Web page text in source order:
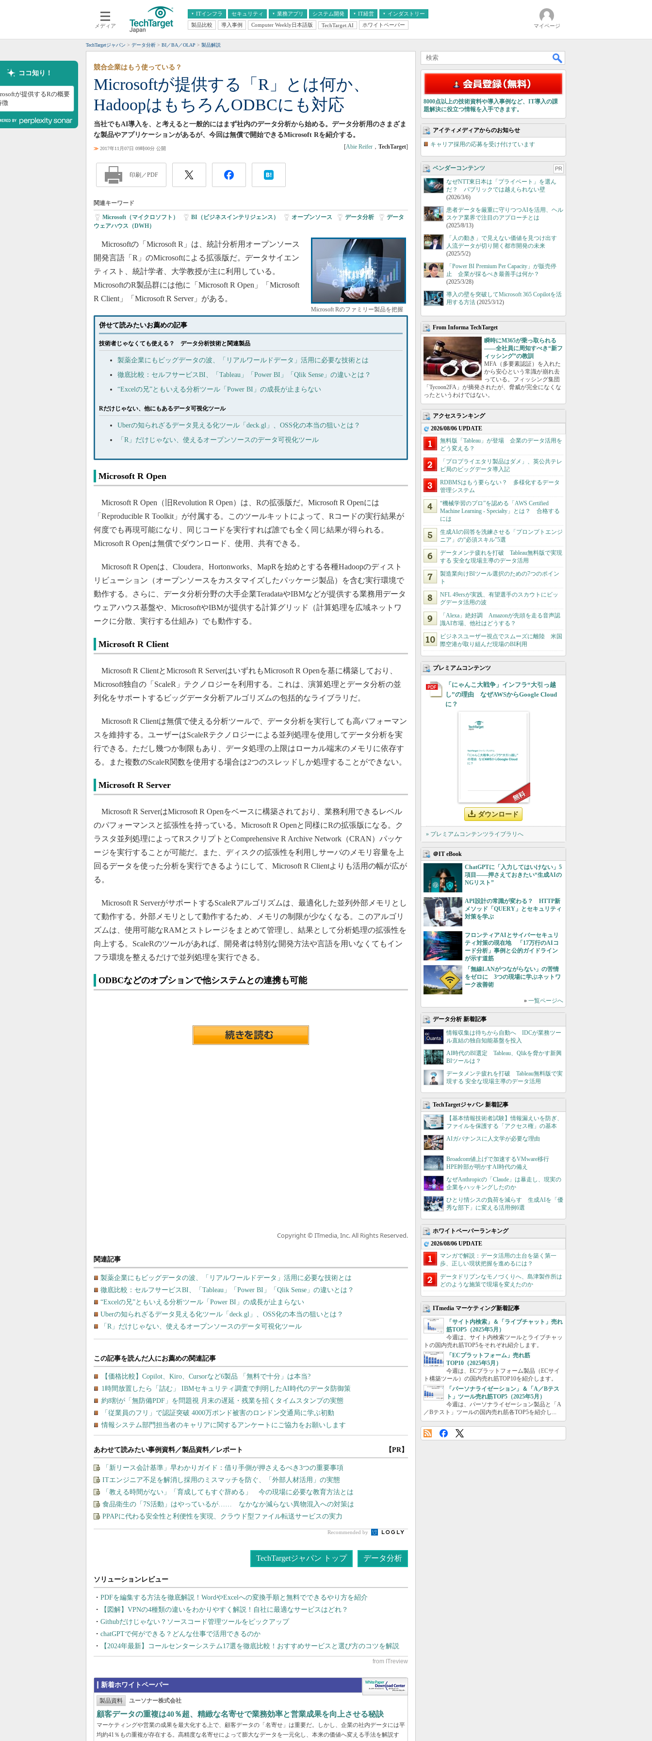
メディア
ITインフラ
クラウド
スマートモバイル
ネットワーク
システム運用管理
セキュリティ 業務アプリ
エンタープライズAI
ERP
CX
情報系システム
システム開発 IT経営
経営とIT
インダストリー
医療IT
製品比較 導入事例 Computer Weekly日本語版 TechTarget.AI ホワイトペーパー マイページ
TechTargetジャパン データ分析 BI／BA／OLAP 製品解説
ココ知り！
が提供するRの概要
徴
Microsoftが提供する「R」とは何か、
HadoopはもちろんODBCにも対応
競合企業はもう使っている？
当社でもAI導入を、と考えると一般的にはまず社内のデータ分析から始める。データ分析用のさまざま
な製品やアプリケーションがあるが、今回は無償で開始できるMicrosoft Rを紹介する。
≫ 2017年11月07日 09時00分 公開 [Abie Reifer ， TechTarget]
印刷／PDF
関連キーワード
Microsoft（マイクロソフト） BI（ビジネスインテリジェンス） オープンソース データ分析
データ
ウェアハウス（DWH）
Microsoft Rのファミリー製品を把握
Microsoftの「Microsoft R」は、統計分析用オープンソース
開発言語「R」のMicrosoftによる拡張版だ。データサイエン
ティスト、統計学者、大学教授が主に利用している。
MicrosoftのR製品群には他に「Microsoft R Open」「Microsoft
R Client」「Microsoft R Server」がある。
併せて読みたいお薦めの記事
技術者じゃなくても使える？ データ分析技術と関連製品
製薬企業にもビッグデータの波、「リアルワールドデータ」活用に必要な技術とは
徹底比較：セルフサービスBI、「Tableau」「Power BI」「Qlik Sense」の違いとは？
“Excelの兄”ともいえる分析ツール「Power BI」の成長が止まらない
Rだけじゃない、他にもあるデータ可視化ツール
Uberの知られざるデータ見える化ツール「deck.gl」、OSS化の本当の狙いとは？
「R」だけじゃない、使えるオープンソースのデータ可視化ツール
Microsoft R Open
Microsoft R Open（旧Revolution R Open）は、Rの拡張版だ。Microsoft R Openには
「Reproducible R Toolkit」が付属する。このツールキットによって、Rコードの実行結果が
何度でも再現可能になり、同じコードを実行すれば誰でも全く同じ結果が得られる。
Microsoft R Openは無償でダウンロード、使用、共有できる。
Microsoft R Openは、Cloudera、Hortonworks、MapRを始めとする各種Hadoopのディスト
リビューション（オープンソースをカスタマイズしたパッケージ製品）を含む実行環境で
動作する。さらに、データ分析分野の大手企業TeradataやIBMなどが提供する業務用データ
ウェアハウス基盤や、MicrosoftやIBMが提供する計算グリッド（計算処理を広域ネットワ
ークに分散、実行する仕組み）でも動作する。
Microsoft R Client
Microsoft R ClientとMicrosoft R ServerはいずれもMicrosoft R Openを基に構築しており、
Microsoft独自の「ScaleR」テクノロジーを利用する。これは、演算処理とデータ分析の並
列化をサポートするビッグデータ分析アルゴリズムの包括的なライブラリだ。
Microsoft R Clientは無償で使える分析ツールで、データ分析を実行しても高パフォーマン
スを維持する。ユーザーはScaleRテクノロジーによる並列処理を使用してデータ分析を実
行できる。ただし幾つか制限もあり、データ処理の上限はローカル端末のメモリに依存す
る。また複数のScaleR関数を使用する場合は2つのスレッドしか処理することができない。
Microsoft R Server
Microsoft R ServerはMicrosoft R Openをベースに構築されており、業務利用できるレベル
のパフォーマンスと拡張性を持っている。Microsoft R Openと同様にRの拡張版になる。ク
ラスタ並列処理によってRスクリプトとComprehensive R Archive Network（CRAN）パッケ
ージを実行することが可能だ。また、ディスクの拡張性を利用しサーバのメモリ容量を上
回るデータを使った分析を実行できるようにして、Microsoft R Clientよりも活用の幅が広が
る。
Microsoft R ServerがサポートするScaleRアルゴリズムは、最適化した並列外部メモリとし
て動作する。外部メモリとして動作するため、メモリの制限が少なくなる。このアルゴリ
ズムは、使用可能なRAMとストレージをまとめて管理し、結果として分析処理の拡張性を
向上する。ScaleRのツールがあれば、開発者は特別な開発方法や言語を用いなくてもイン
フラ環境を整えるだけで並列処理を実行できる。
ODBCなどのオプションで他システムとの連携も可能
Copyright © ITmedia, Inc. All Rights Reserved.
関連記事
製薬企業にもビッグデータの波、「リアルワールドデータ」活用に必要な技術とは
徹底比較：セルフサービスBI、「Tableau」「Power BI」「Qlik Sense」の違いとは？
“Excelの兄”ともいえる分析ツール「Power BI」の成長が止まらない
Uberの知られざるデータ見える化ツール「deck.gl」、OSS化の本当の狙いとは？
「R」だけじゃない、使えるオープンソースのデータ可視化ツール
あわせて読みたい事例資料／製品資料／レポート 【PR】
「新リース会計基準」早わかりガイド：借り手側が押さえるべき3つの重要事項
ITエンジニア不足を解消し採用のミスマッチを防ぐ、「外部人材活用」の実態
「教える時間がない」「育成してもすぐ辞める」 今の現場に必要な教育方法とは
食品衛生の「7S活動」はやっているが…… なかなか減らない異物混入への対策は
PPAPに代わる安全性と利便性を実現、クラウド型ファイル転送サービスの実力
Recommended by
TechTargetジャパン トップ データ分析
PDFを編集する方法を徹底解説！WordやExcelへの変換手順と無料でできるやり方を紹介
【図解】VPNの4種類の違いをわかりやすく解説！自社に最適なサービスはどれ？
Githubだけじゃない？ソースコード管理ツールをピックアップ
chatGPTで何ができる？どんな仕事で活用できるのか
【2024年最新】コールセンターシステム17選を徹底比較！おすすめサービスと選び方のコツを解説
新着ホワイトペーパー
製品資料 ユーソナー株式会社
顧客データの重複は40％超、精緻な名寄せで業務効率と営業成果を向上させる秘訣
マーケティングや営業の成果を最大化する上で、顧客データの「名寄せ」は重要だ。しかし、企業の社内データには平
均約41％もの重複が存在する。高精度な名寄せによって膨大なデータを一元化し、本来の価値へ変える手法を解説す
8000点以上の技術資料や導入事例など、IT導入の課
題解決に役立つ情報を入手できます。
アイティメディアからのお知らせ
キャリア採用の応募を受け付けています
ベンダーコンテンツ PR
なぜNTT東日本は「プライベート」を選ん
だ？ パブリックでは越えられない壁
(2026/3/6)
患者データを厳重に守りつつAIを活用、ヘル
スケア業界で注目のアプローチとは
(2025/8/13)
「人の動き」で見えない価値を見つけ出す
人流データが切り開く都市開発の未来
(2025/5/2)
「Power BI Premium Per Capacity」が販売停
止 企業が採るべき最善手は何か？
(2025/3/28)
導入の壁を突破してMicrosoft 365 Copilotを活
用する方法 (2025/3/12)
From Informa TechTarget
瞬時にM365が乗っ取られる
――全社員に周知すべき“新フ
ィッシング”の教訓
MFA（多要素認証）を入れた
から安心という常識が崩れ去
っている。フィッシング集団
「Tycoon2FA」が摘発されたが、脅威が完全になくな
ったというわけではない。
アクセスランキング
2026/08/06 UPDATE
無料版「Tableau」が登場 企業のデータ活用を
どう変える？
「プロプライエタリ製品はダメ」、英公共テレ
ビ局のビッグデータ導入記
RDBMSはもう要らない？ 多様化するデータ
管理システム
“機械学習のプロ”を認める「AWS Certified
Machine Learning - Specialty」とは？ 合格する
には
生成AIの回答を洗練させる「プロンプトエンジ
ニア」の“必須スキル”5選
データメンテ疲れを打破 Tableau無料版で実現
する 安全な現場主導のデータ活用
製造業向けBIツール選択のための7つのポイン
ト
NFL 49ersが実践、有望選手のスカウトにビッ
グデータ活用の波
「Alexa」絶好調 Amazonが先頭を走る音声認
識AI市場、他社はどうする？
ビジネスユーザー視点でスムーズに離陸 米国
際空港が取り組んだ現場のBI利用
プレミアムコンテンツ
「にゃんこ大戦争」インフラ“大引っ越
し”の理由 なぜAWSからGoogle Cloud
に？
ダウンロード
» プレミアムコンテンツライブラリへ
＠IT eBook
ChatGPTに「入力してはいけない」5
項目――押さえておきたい“生成AIの
NGリスト”
API設計の常識が変わる？ HTTP新
メソッド「QUERY」とセキュリティ
対策を学ぶ
フロンティアAIとサイバーセキュリ
ティ対策の現在地 「17万行のAIコ
ード分析」事例と公的ガイドライン
が示す道筋
「無線LANがつながらない」の苦情
をゼロに 3つの現場に学ぶネットワ
ーク改善術
» 一覧ページへ
データ分析 新着記事
情報収集は待ちから自動へ IDCが業務ツー
ル直結の独自知能基盤を投入
AI時代のBI選定 Tableau、Qlikを脅かす新興
BIツールは？
データメンテ疲れを打破 Tableau無料版で実
現する 安全な現場主導のデータ活用
TechTargetジャパン 新着記事
【基本情報技術者試験】情報漏えいを防ぎ、
ファイルを保護する「アクセス権」の基本
AIガバナンスに人文学が必要な理由
Broadcom値上げで加速するVMware移行
HPE幹部が明かすAI時代の備え
なぜAnthropicの「Claude」は暴走し、現実の
企業をハッキングしたのか
ひとり情シスの負荷を減らす 生成AIを「優
秀な部下」に変える活用例6選
ホワイトペーパーランキング
2026/08/06 UPDATE
マンガで解説：データ活用の土台を築く第一
歩、正しい現状把握を進めるには？
データドリブンなモノづくりへ、島津製作所は
どのような施策で現場を変えたのか
ITmedia マーケティング新着記事
「サイト内検索」＆「ライブチャット」売れ
筋TOP5（2025年5月）
今週は、サイト内検索ツールとライブチャッ
トの国内売れ筋TOP5をそれぞれ紹介します。
「ECプラットフォーム」売れ筋
TOP10（2025年5月）
今週は、ECプラットフォーム製品（ECサイ
ト構築ツール）の国内売れ筋TOP10を紹介します。
「パーソナライゼーション」＆「A／Bテス
ト」ツール売れ筋TOP5（2025年5月）
今週は、パーソナライゼーション製品と「A
／Bテスト」ツールの国内売れ筋各TOP5を紹介し...